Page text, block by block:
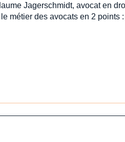
Jagerschmidt, avocat en
métier des avocats en 2